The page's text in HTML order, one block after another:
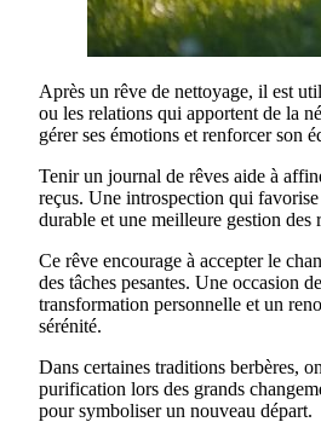
Après un rêve de nettoyage, il est
ou les relations qui apportent de la
gérer ses émotions et renforcer son
Tenir un journal de rêves aide à
reçus. Une introspection qui
durable et une meilleure gestion des
Ce rêve encourage à accepter le
des tâches pesantes. Une occasion
transformation personnelle et un
sérénité.
Dans certaines traditions berbères,
purification lors des grands
pour symboliser un nouveau départ.